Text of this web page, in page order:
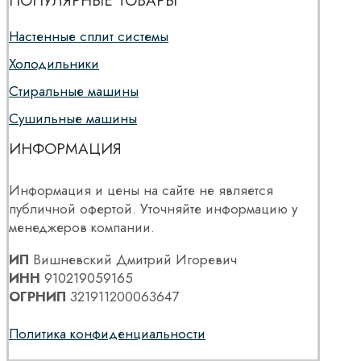
Настенные сплит системы
Холодильники
Стиральные машины
Сушильные машины
ИНФОРМАЦИЯ
Информация и цены на сайте не является
публичной офертой. Уточняйте информацию у
менеджеров компании.
ИП Вишневский Дмитрий Игоревич
ИНН 910219059165
ОГРНИП 321911200063647
Политика конфиденциальности